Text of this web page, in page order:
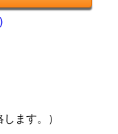
ます。）